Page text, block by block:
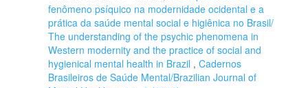
fenômeno psíquico na modernidade ocidental e a
prática da saúde mental social e higiênica no Brasil/
The understanding of the psychic phenomena in
Western modernity and the practice of social and
hygienical mental health in Brazil , Cadernos
Brasileiros de Saúde Mental/Brazilian Journal of